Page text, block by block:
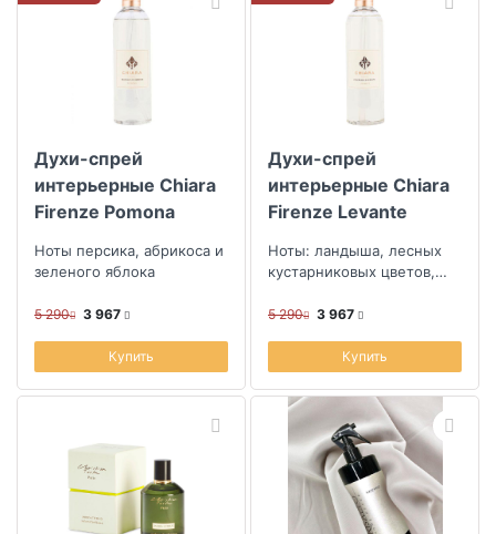
Духи-спрей
интерьерные Chiara
Firenze Pomona
Помона
Ноты персика, абрикоса и
зеленого яблока
5 290 3 967
Купить
Духи-спрей
интерьерные Chiara
Firenze Levante
ветер
Ноты: ландыша, лесных
кустарниковых цветов,
5 290 3 967
Купить